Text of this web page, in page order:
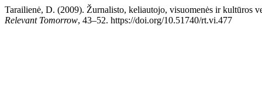
Tarailienė, D. (2009). Žurnalisto, keliautojo, visuomenės ir kultūros
Relevant Tomorrow, 43–52. https://doi.org/10.51740/rt.vi.477